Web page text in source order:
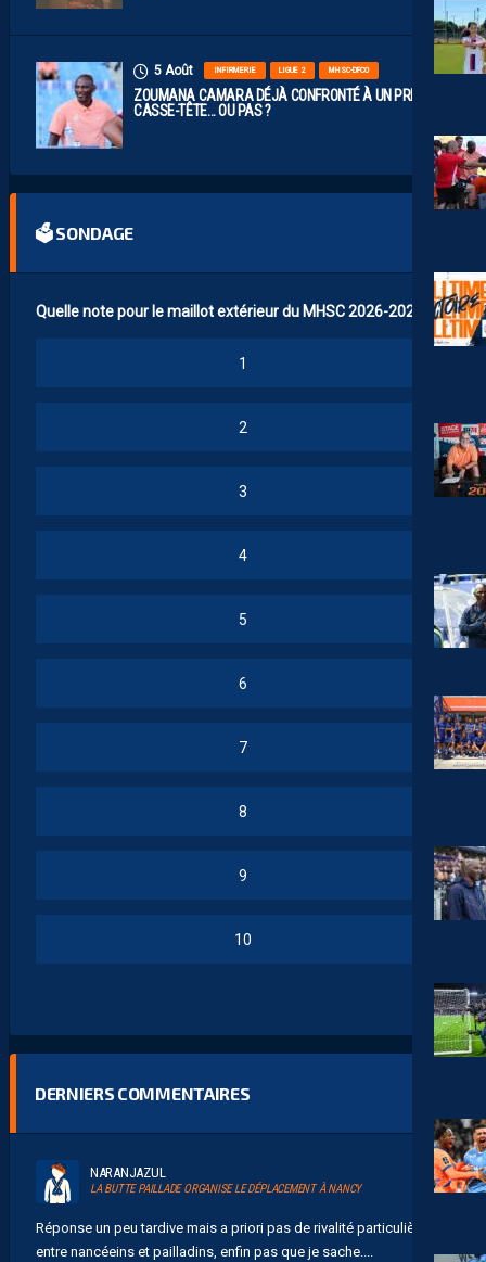
5 Août INFIRMERIE LIGUE 2 MHSC-DFCO
ZOUMANA CAMARA DÉJÀ CONFRONTÉ À UN PREMIER
CASSE-TÊTE… OU PAS ?
🗳 SONDAGE
Quelle note pour le maillot extérieur du MHSC 2026-2027 ?
1
2
3
4
5
6
7
8
9
10
DERNIERS COMMENTAIRES
NARANJAZUL
LA BUTTE PAILLADE ORGANISE LE DÉPLACEMENT À NANCY
Réponse un peu tardive mais a priori pas de rivalité particulière
entre nancéeins et pailladins, enfin pas que je sache....